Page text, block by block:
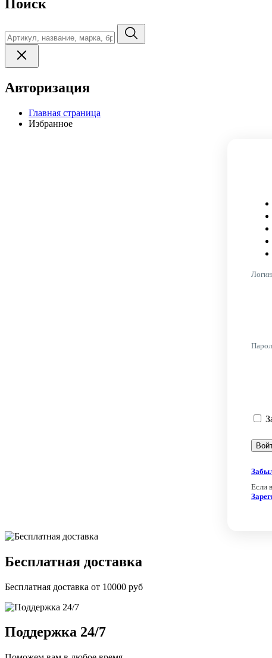
Поиск
Авторизация
Главная страница
Избранное
Логин
Если
Бесплатная доставка
Бесплатная доставка от 10000 руб
Поддержка 24/7